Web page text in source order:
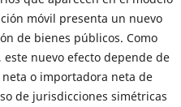
móvil presenta un nuevo
de bienes públicos. Como
nuevo efecto depende de
o importadora neta de
de jurisdicciones simétricas